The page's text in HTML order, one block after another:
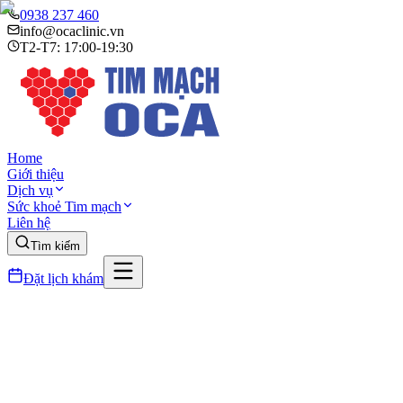
0938 237 460
info@ocaclinic.vn
T2-T7: 17:00-19:30
Home
Giới thiệu
Dịch vụ
Sức khoẻ Tim mạch
Liên hệ
Tìm kiếm
Đặt lịch khám